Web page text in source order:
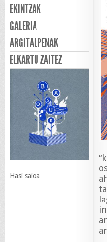
EKINTZAK
GALERIA
ARGITALPENAK
ELKARTU ZAITEZ
Hasi saioa